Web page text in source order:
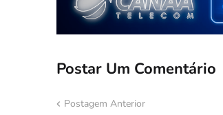
Postar Um Comentário
Postagem Anterior